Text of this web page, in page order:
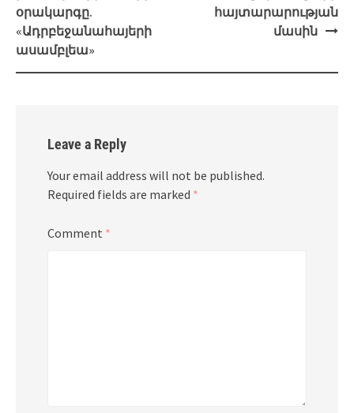
օրակարգը.
«Ադրբեջանահայերի
ասամբլեա»
հայտարարության
մասին
Leave a Reply
Your email address will not be published.
Required fields are marked *
Comment *